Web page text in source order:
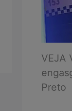
VEJA
Preto